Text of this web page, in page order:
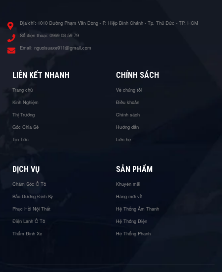
Địa chỉ: 1010 Đường Phạm Văn Đồng - P. Hiệp Bình Chánh - Tp. Thủ Đức - TP. HCM
Số điện thoại: 0969 03 59 79
Email: nguoisuaxe911@gmail.com
LIÊN KẾT NHANH
Trang chủ
Kinh Nghiệm
Thị Trường
Góc Chia Sẻ
Tin Tức
CHÍNH SÁCH
Về chúng tôi
Điều khoản
Chính sách
Hướng dẫn
Liên hệ
DỊCH VỤ
Chăm Sóc Ô Tô
Bảo Dưỡng Định Kỳ
Phục Hồi Nội Thất
Điện Lạnh Ô Tô
Thẩm Định Xe
SẢN PHẨM
Khuyến mãi
Hàng mới về
Hệ Thống Âm Thanh
Hệ Thống Điện
Hệ Thống Phanh